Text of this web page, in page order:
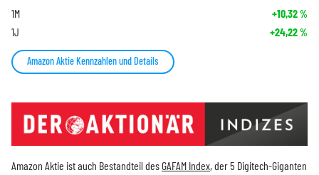
1M +10,32%
1J +24,22%
Amazon Aktie Kennzahlen und Details
Amazon Aktie ist auch Bestandteil desGAFAM Index, der 5 Digitech-Giganten